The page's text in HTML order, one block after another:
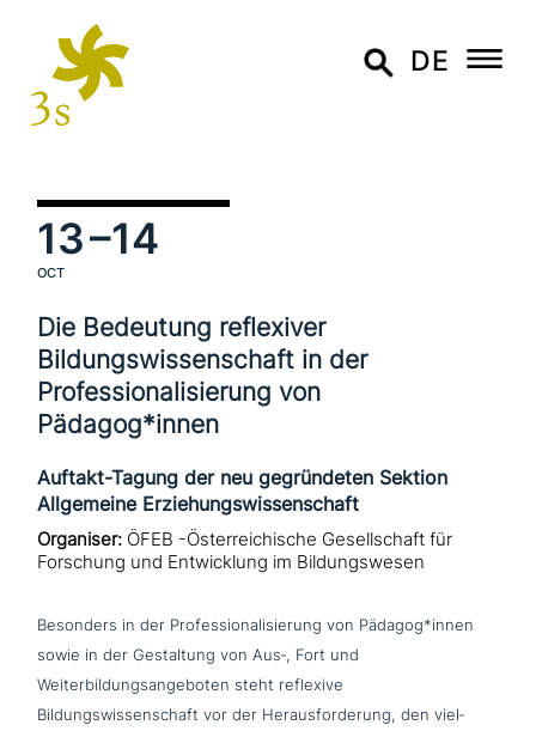
DE
13–14
OCT
Die Bedeutung refle­xi­ver
Bildungswissenschaft in der
Professionalisierung von
Pädagog*innen
Auftakt-Tagung der neu gegründeten Sektion
Allgemeine Erziehungswissenschaft
Organiser: ÖFEB -Österreichische Gesellschaft für
Forschung und Entwicklung im Bildungswesen
Besonders in der Professionalisierung von Pädagog*innen
sowie in der Gestaltung von Aus‑, Fort und
Weiterbildungsangeboten steht reflexive
Bildungswissenschaft vor der Herausforderung, den viel­